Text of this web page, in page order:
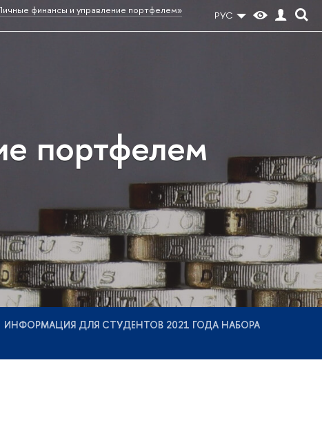
РУС
финансы и управление портфелем»
портфелем
ИНФОРМАЦИЯ ДЛЯ СТУДЕНТОВ 2021 ГОДА НАБОРА